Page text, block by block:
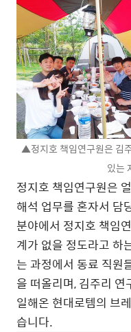
▲정지호 책임연구원은 김
있는
정지호 책임연구원은
해석 업무를 혼자서 담
분야에서 정지호 책임
계가 없을 정도라고 하
는 과정에서 동료 직원
을 떠올리며, 김주리
일해온 현대로템의 브
습니다.